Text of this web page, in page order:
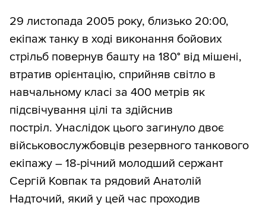
29 листопада 2005 року, близько 20:00,
екіпаж танку в ході виконання бойових
стрільб повернув башту на 180° від мішені,
втратив орієнтацію, сприйняв світло в
навчальному класі за 400 метрів як
підсвічування цілі та здійснив
постріл. Унаслідок цього загинуло двоє
військовослужбовців резервного танкового
екіпажу – 18-річний молодший сержант
Сергій Ковпак та рядовий Анатолій
Надточий, який у цей час проходив